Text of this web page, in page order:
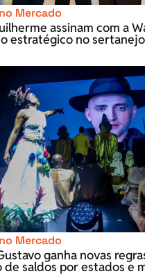
Mercado
assinam com a
estratégico no sertanejo
Mercado
ganha novas
de saldos por estados e